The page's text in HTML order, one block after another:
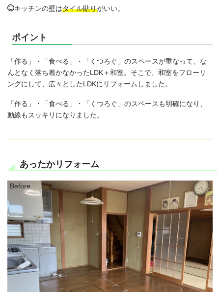
キッチンの壁はタイル貼りがいい。
ポイント
「作る」・「食べる」・「くつろぐ」のスペースが重なって、な
んとなく落ち着かなかったLDK＋和室。そこで、和室をフローリ
ングにして、広々としたLDKにリフォームしました。
「作る」・「食べる」・「くつろぐ」のスペースも明確になり、
動線もスッキリになりました。
あったかリフォーム
Before